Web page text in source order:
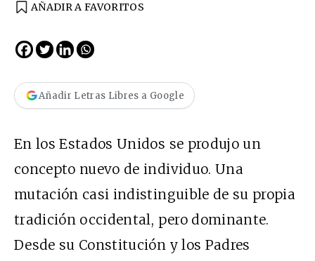
AÑADIR A FAVORITOS
Añadir Letras Libres a Google
En los Estados Unidos se produjo un
concepto nuevo de individuo. Una
mutación casi indistinguible de su propia
tradición occidental, pero dominante.
Desde su Constitución y los Padres